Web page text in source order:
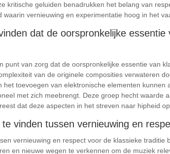
kritische geluiden benadrukken het belang van
vernieuwing en experimentatie hoog in het
dat de oorspronkelijke
punt van zorg dat de oorspronkelijke essentie van
van de originele composities verwateren
toevoegen van elektronische elementen kunnen
met zich meebrengt. Deze groep hecht waarde
dat deze aspecten in het streven naar hipheid
vinden tussen vernieuwing en
vernieuwing en respect voor de klassieke traditie
en nieuwe wegen te verkennen om de muziek